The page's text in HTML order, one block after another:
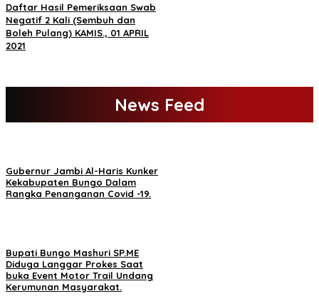
Daftar Hasil Pemeriksaan Swab
Negatif 2 Kali (Sembuh dan
Boleh Pulang) KAMIS., 01 APRIL
2021
News Feed
Gubernur Jambi Al-Haris Kunker
Kekabupaten Bungo Dalam
Rangka Penanganan Covid -19.
Bupati Bungo Mashuri SP.ME
Diduga Langgar Prokes Saat
buka Event Motor Trail Undang
Kerumunan Masyarakat.